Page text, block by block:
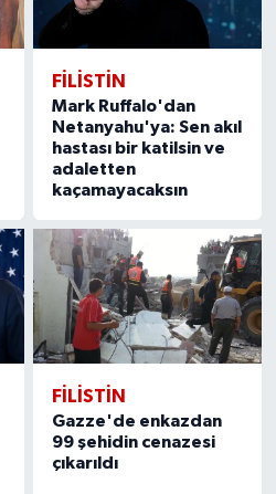
FILISTIN
Mark Ruffalo'dan
Netanyahu'ya: Sen akıl
hastası bir katilsin ve
adaletten
kaçamayacaksın
FILISTIN
Gazze'de enkazdan
99 şehidin cenazesi
çıkarıldı